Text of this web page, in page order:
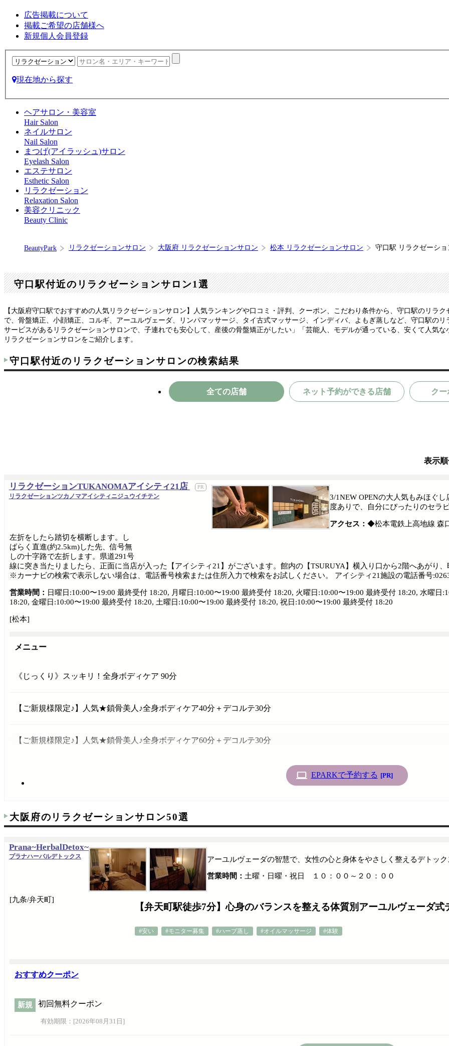
広告掲載について
掲載ご希望の店舗様へ
新規個人会員登録
現在地から探す
ヘアサロン・美容室
Hair Salon
ネイルサロン
Nail Salon
まつげ(アイラッシュ)サロン
Eyelash Salon
エステサロン
Esthetic Salon
リラクゼーション
Relaxation Salon
美容クリニック
Beauty Clinic
BeautyPark リラクゼーションサロン 大阪府 リラクゼーションサロン 松本 リラクゼーションサロン 守口駅 リラクゼーシ
守口駅付近のリラクゼーションサロン1選
【大阪府守口駅でおすすめの人気リラクゼーションサロン】人気ランキングや口コミ・評判、クーポン、こだわり条件から、守口駅のリラ
で、骨盤矯正、小顔矯正、コルギ、アーユルヴェーダ、リンパマッサージ、タイ古式マッサージ、インディバ、よもぎ蒸しなど、守口駅の
サービスがあるリラクゼーションサロンで、子連れでも安心して、産後の骨盤矯正がしたい」「芸能人、モデルが通っている、安くて人気
リラクゼーションサロンをご紹介します。
守口駅付近のリラクゼーションサロンの検索結果
全ての店舗 ネット予約ができる店舗 クー
表示
リラクゼーションTUKANOMAアイシティ21店
リラクゼーションツカノマアイシティニジュウイチテン
3/1NEW OPENの大人気もみほぐ
度ありで、自分にぴったりのセラ
アクセス： ◆松本電鉄上高地線 森
左折をしたら踏切を横断します。し
ばらく直進(約2.5km)した先、信号無
しの十字路で左折します。県道291号
線に突き当たりましたら、正面に当店が入った【アイシティ21】がございます。館内の【TSURUYA】横入り口から2階へあがり
※カーナビの検索で表示しない場合は、電話番号検索または住所入力で検索をお試しください。 アイシティ21施設の電話番号
営業時間： 日曜日:10:00〜19:00 最終受付 18:20, 月曜日:10:00〜19:00 最終受付 18:20, 火曜日:10:00〜19:00 最終受付 18:20, 水曜日
18:20, 金曜日:10:00〜19:00 最終受付 18:20, 土曜日:10:00〜19:00 最終受付 18:20, 祝日:10:00〜19:00 最終受付 18:20
[松本]
メニュー
《じっくり》スッキリ！全身ボディケア 90分
【ご新規様限定♪】人気★鎖骨美人♪全身ボディケア40分＋デコルテ30分
【ご新規様限定♪】人気★鎖骨美人♪全身ボディケア60分＋デコルテ30分
EPARKで予約する [PR]
大阪府のリラクゼーションサロン50選
Prana~HerbalDetox~
プラナハーバルデトックス
【弁天町駅徒歩7分】心身のバランスを整える体質別アーユルヴェーダ
#安い #モニター募集 #ハーブ蒸し #オイルマッサージ #体験
アーユルヴェーダの智慧で、女性の心と身体をやさしく整えるデトッ
営業時間： 土曜・日曜・祝日 １０：００～２０：００
[九条/弁天町]
おすすめクーポン
新規 初回無料クーポン
有効期限：[2026年08月31日 ]